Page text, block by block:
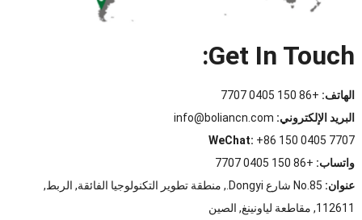
Get In Touch
:
الهاتف: +86 150 0405 7707
البريد الإلكتروني:
WeChat: +86 150 0405 7707
واتساب: +86 150 0405 7707
عنوان:
No.85 شارع Dongyi., منطقة تطوير التكنولوجيا الفائقة, الربط,
112611, مقاطعة لياونينغ, الصين